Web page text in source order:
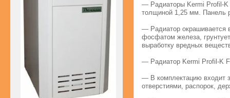
— Радиаторы Kermi Profil-K
толщиной 1,25 мм. Панель
— Радиатор окрашивается
фосфатом железа,
выработку вредных
— Радиатор Kermi Profil-K
— В комплектацию входит
отверстиями, распорок,